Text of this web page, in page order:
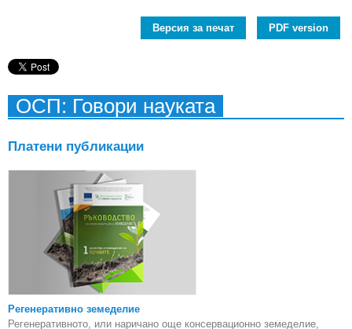
Версия за печат PDF version
ОСП: Говори науката
Платени публикации
Регенеративно земеделие
Регенеративното, или наричано още консервационно земеделие,